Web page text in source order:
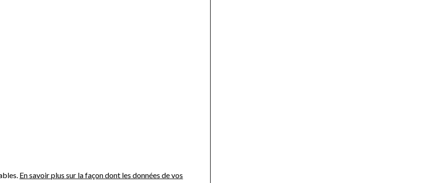
En savoir plus sur la façon dont les données de vos